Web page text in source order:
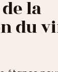
la
du